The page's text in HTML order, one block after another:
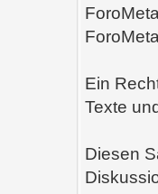
Ein
Texte
Diesen